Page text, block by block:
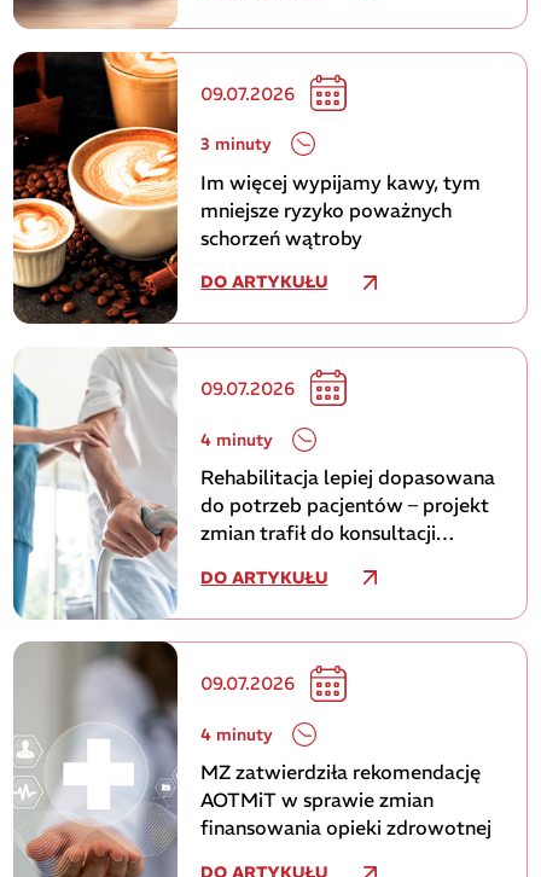
09.07.2026
3 minuty
Im więcej wypijamy kawy, tym
mniejsze ryzyko poważnych
schorzeń wątroby
DO ARTYKUŁU
09.07.2026
4 minuty
Rehabilitacja lepiej dopasowana
do potrzeb pacjentów – projekt
zmian trafił do konsultacji
DO ARTYKUŁU
09.07.2026
4 minuty
MZ zatwierdziła rekomendację
AOTMiT w sprawie zmian
finansowania opieki zdrowotnej
DO ARTYKUŁU